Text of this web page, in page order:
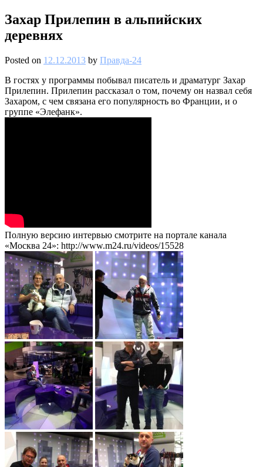
Захар Прилепин в альпийских
деревнях
Posted on 12.12.2013 by Правда-24
В гостях у программы побывал писатель и драматург Захар
Прилепин. Прилепин рассказал о том, почему он назвал себя
Захаром, с чем связана его популярность во Франции, и о
группе «Элефанк».
Полную версию интервью смотрите на портале канала
«Москва 24»: http://www.m24.ru/videos/15528